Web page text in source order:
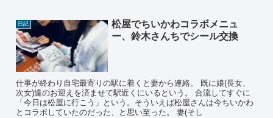
日記
松屋でちいかわコラボメニュ
ー、鈴木さんちでシール交換
仕事が終わり自宅最寄りの駅に着くと妻から連絡。 既に娘(長女、
次女)達のお迎えを済ませて駅近くにいるという。 合流してすぐに
「今日は松屋に行こう」という。そういえば松屋さんは今ちいかわ
とコラボしていたのだった、と思い至った。 妻(そし